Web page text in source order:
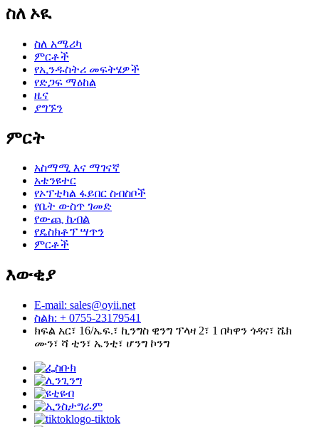
ስለ ኦዪ
ስለ አሜሪካ
ምርቶች
የኢንዱስትሪ መፍትሄዎች
የድጋፍ ማዕከል
ዜና
ያግኙን
ምርት
አስማሚ እና ማገናኛ
አቴንዩተር
የኦፕቲካል ፋይበር ስብስቦች
የቤት ውስጥ ገመድ
የውጪ ኬብል
የዴስክቶፕ ሣጥን
ምርቶች
እውቂያ
E-mail: sales@oyii.net
ስልክ: + 0755-23179541
ክፍል አር፣ 16/ኤፍ.፣ ኪንግስ ዊንግ ፕላዛ 2፣ 1 በካዋን ጎዳና፣ ሼክ
ሙን፣ ሻ ቲን፣ ኤንቲ፣ ሆንግ ኮንግ